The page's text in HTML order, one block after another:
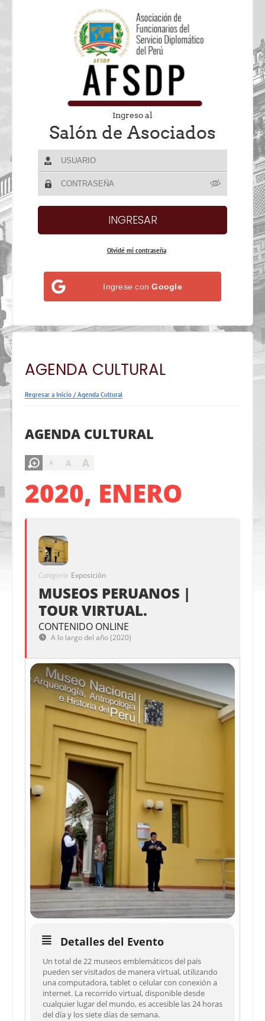
Ingreso al
Salón de Asociados
Olvidé mi contraseña
Ingrese conGoogle
AGENDA CULTURAL
Regresar a Inicio /Agenda Cultural
AGENDA CULTURAL
A A A
2020, ENERO
Categoría Exposición
MUSEOS PERUANOS |
TOUR VIRTUAL.
CONTENIDO ONLINE
A lo largo del año (2020)
Detalles del Evento
Un total de 22 museos emblemáticos del país
pueden ser visitados de manera virtual, utilizando
una computadora, tablet o celular con conexión a
internet. La recorrido virtual, disponible desde
cualquier lugar del mundo, es accesible las 24 horas
del día y los siete días de semana.